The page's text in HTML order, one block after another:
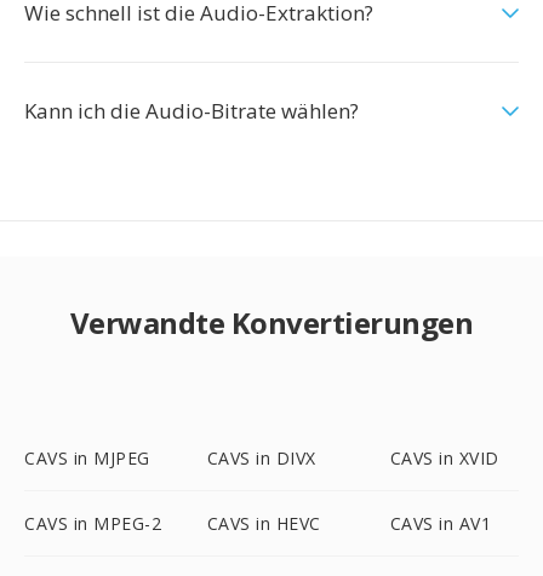
Wie schnell ist die Audio-Extraktion?
Kann ich die Audio-Bitrate wählen?
Verwandte Konvertierungen
CAVS in MJPEG CAVS in DIVX CAVS in XVID
CAVS in MPEG-2 CAVS in HEVC CAVS in AV1